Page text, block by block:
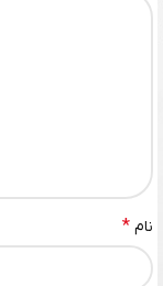
نام *